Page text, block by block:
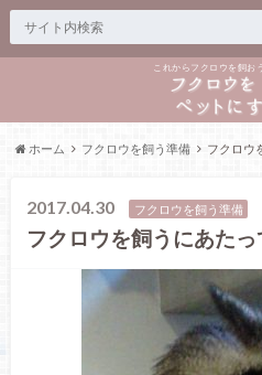
これからフクロウを飼お
ホーム フクロウを飼う準備 フクロウ
2017.04.30 フクロウを飼う準備
フクロウを飼うにあた